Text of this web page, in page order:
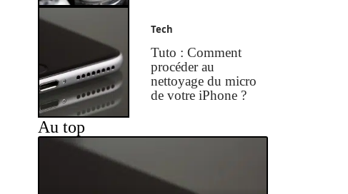
Tech
Tuto : Comment
procéder au
nettoyage du micro
de votre iPhone ?
Au top